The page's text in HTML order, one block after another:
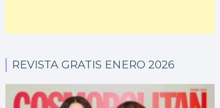
REVISTA GRATIS ENERO 2026